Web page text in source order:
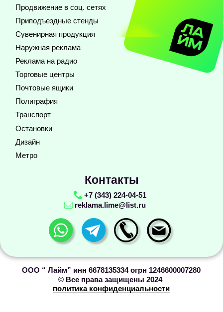
©️ Все права защищены 2024
ООО “ Лайм” инн 6678135334 огрн 1246600007280
политика конфиденциальности
Транспорт
Полиграфия
Метро
Реклама на радио
Почтовые ящики
Торговые центры
Дизайн
Остановки